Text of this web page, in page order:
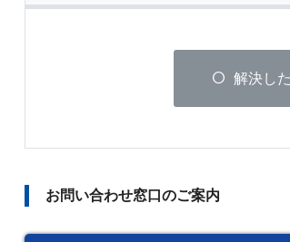
解決した
お問い合わせ窓口のご案内